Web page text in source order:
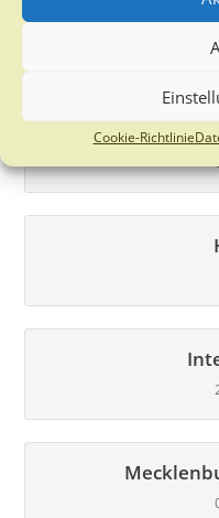
Cookie-Richtlinie